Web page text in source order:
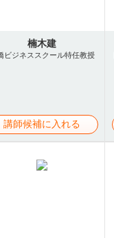
楠木建
ビジネススクール特任教授
講師候補に入れる